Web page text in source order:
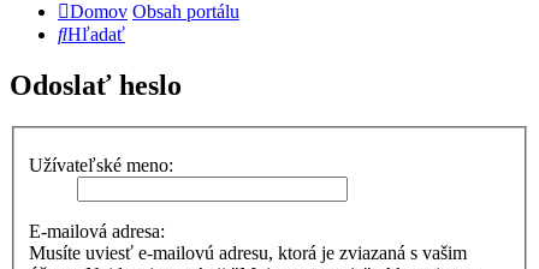
Domov Obsah portálu
Hľadať
Odoslať heslo
Užívateľské meno:
E-mailová adresa:
Musíte uviesť e-mailovú adresu, ktorá je zviazaná s vašim